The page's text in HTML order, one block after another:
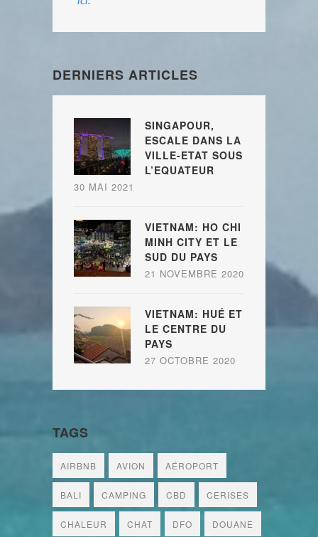
DERNIERS ARTICLES
SINGAPOUR,
ESCALE DANS LA
VILLE-ETAT SOUS
L’EQUATEUR
30 MAI 2021
VIETNAM: HO CHI
MINH CITY ET LE
SUD DU PAYS
21 NOVEMBRE 2020
VIETNAM: HUÉ ET
LE CENTRE DU
PAYS
27 OCTOBRE 2020
TAGS
AIRBNB AVION AÉROPORT
BALI CAMPING CBD CERISES
CHALEUR CHAT DFO DOUANE